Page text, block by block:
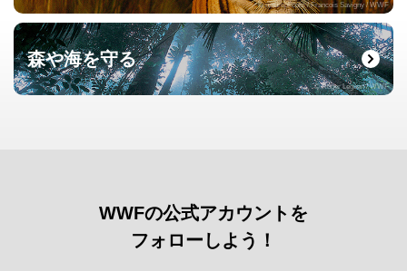
© naturepl.com / Francois Savigny / WWF
森や海を守る
© Roger Leguen / WWF
WWFの公式アカウントを
フォローしよう！